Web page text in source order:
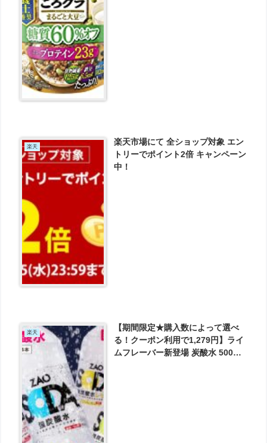
楽天
楽天市場にて 全ショップ対象 エン
トリーでポイント2倍 キャンペーン
中！
楽天
【期間限定★購入数によって選べ
る！クーポン利用で1,279円】ライ
ムフレーバー新登場 炭酸水 500ml